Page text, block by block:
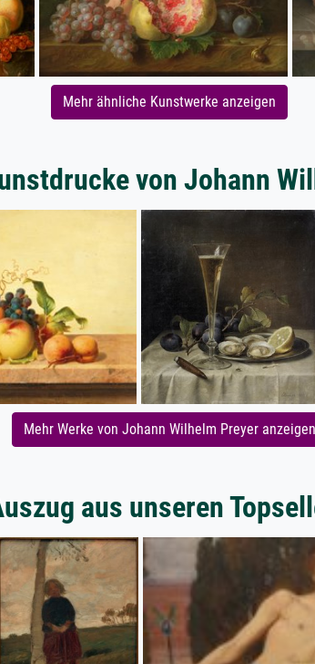
Mehr ähnliche Kunstwerke anzeigen
von Johann
Mehr Werke von Johann Wilhelm Preyer anzeigen
aus unseren